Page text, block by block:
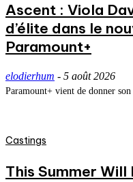
Ascent : Viola
d’élite dans le
Paramount+
elodierhum - 5 août 2026
Paramount+ vient de donner
Castings
This Summer